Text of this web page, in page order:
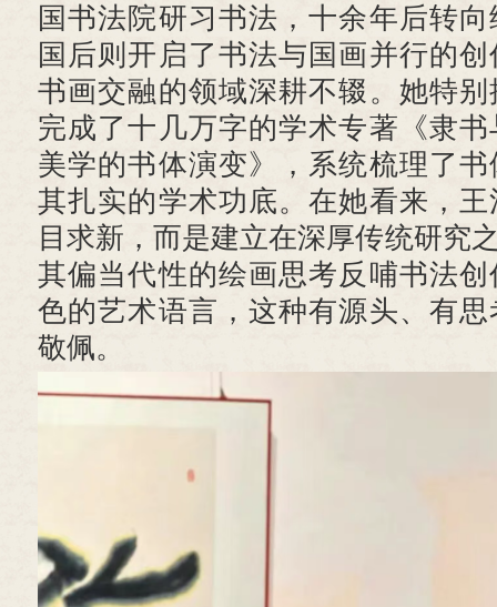
国书法院研习书法，十余年后转
国后则开启了书法与国画并行的
书画交融的领域深耕不辍。她特
完成了十几万字的学术专著《隶
美学的书体演变》，系统梳理了
其扎实的学术功底。在她看来，
目求新，而是建立在深厚传统研究
其偏当代性的绘画思考反哺书法
色的艺术语言，这种有源头、有
敬佩。